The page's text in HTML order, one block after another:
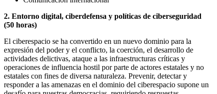
2. Entorno digital, ciberdefensa y políticas de ciberseguridad
(50 horas)
El ciberespacio se ha convertido en un nuevo dominio para la
expresión del poder y el conflicto, la coerción, el desarrollo de
actividades delictivas, ataque a las infraestructuras críticas y
operaciones de influencia hostil por parte de actores estatales y no
estatales con fines de diversa naturaleza. Prevenir, detectar y
responder a las amenazas en el dominio del ciberespacio supone un